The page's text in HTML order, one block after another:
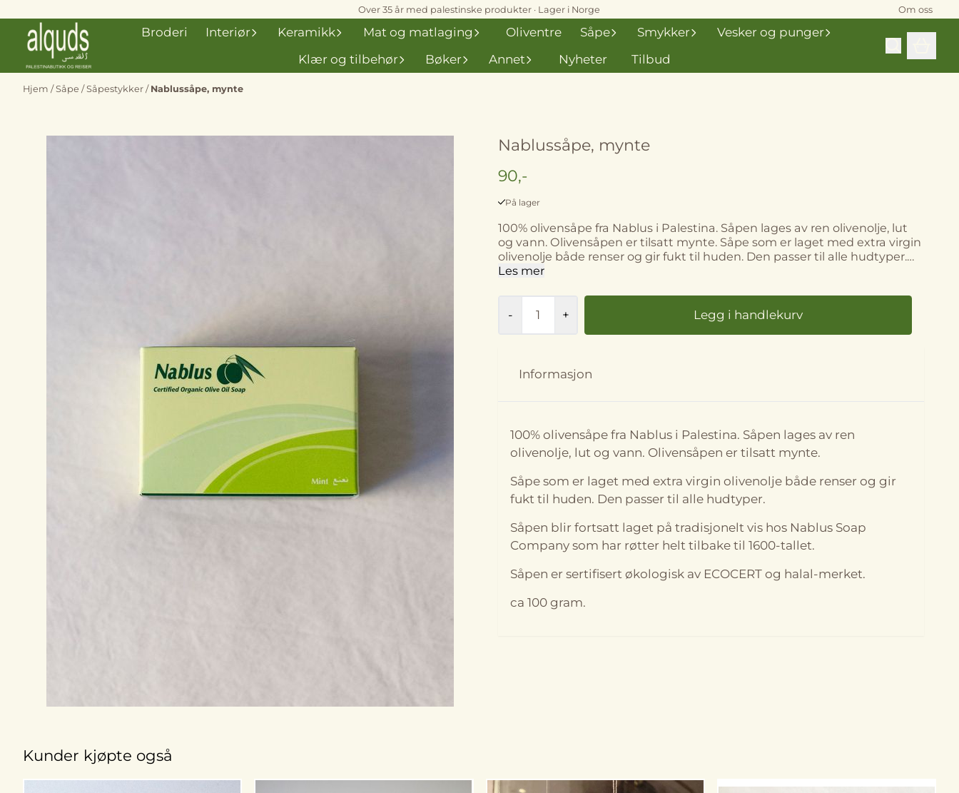
Over 35 år med palestinske produkter · Lager i Norge Om oss
Broderi Interiør Keramikk Mat og matlaging Oliventre Såpe Smykker
Vesker og punger
Klær og tilbehør
Bøker Annet Nyheter Tilbud
Hjem /Såpe /Såpestykker / Nablussåpe, mynte
Nablussåpe, mynte
90,-
På lager
100% olivensåpe fra Nablus i Palestina. Såpen lages av ren olivenolje, lut
og vann. Olivensåpen er tilsatt mynte. Såpe som er laget med extra virgin
olivenolje både renser og gir fukt til huden. Den passer til alle hudtyper.
Såpen blir fortsatt laget på tradisjonelt vis hos Nablus Soap Company
ECOCERT og halal-merket. ca 100 gram.
Les mer
- +
Informasjon
100% olivensåpe fra Nablus i Palestina. Såpen lages av ren
olivenolje, lut og vann. Olivensåpen er tilsatt mynte.
Såpe som er laget med extra virgin olivenolje både renser og gir
fukt til huden. Den passer til alle hudtyper.
Såpen blir fortsatt laget på tradisjonelt vis hos Nablus Soap
Company som har røtter helt tilbake til 1600-tallet.
Såpen er sertifisert økologisk av ECOCERT og halal-merket.
ca 100 gram.
Kunder kjøpte også
På lager i